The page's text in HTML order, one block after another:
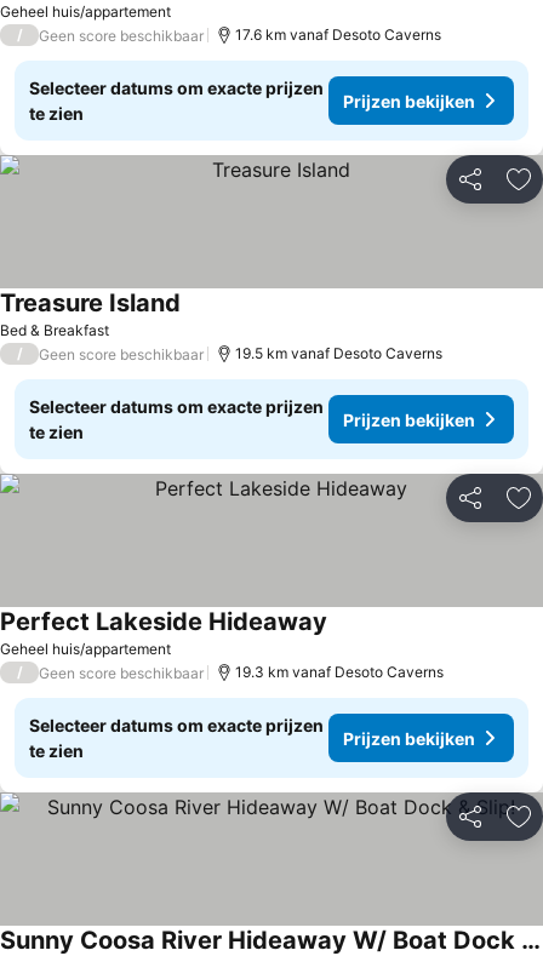
Geheel huis/appartement
/ Geen score beschikbaar 17.6 km vanaf Desoto Caverns
Selecteer datums om exacte prijzen
te zien
Prijzen bekijken
Delen
Bed & Breakfast
Treasure Island
/ Geen score beschikbaar 19.5 km vanaf Desoto Caverns
Selecteer datums om exacte prijzen
te zien
Prijzen bekijken
Delen
Geheel huis/appartement
Perfect Lakeside Hideaway
/ Geen score beschikbaar 19.3 km vanaf Desoto Caverns
Selecteer datums om exacte prijzen
te zien
Prijzen bekijken
Delen
Sunny Coosa River Hideaway W/ Boat Dock & Slip!